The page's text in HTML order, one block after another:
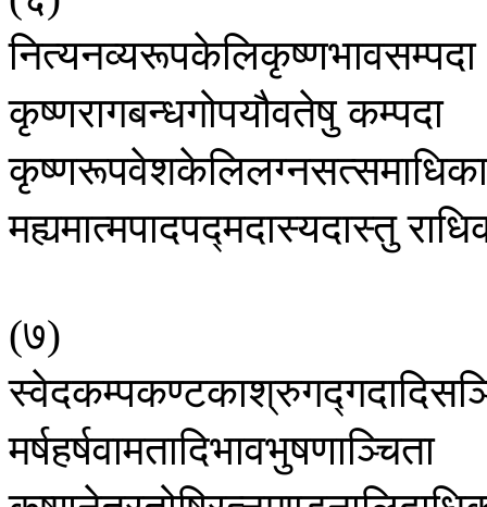
नित्यनव्यरूपकेलिकृष्णभावसम्पदा
कृष्णरागबन्धगोपयौवतेषुकम्पदा
कृष्णरूपवेशकेलिलग्नसत्समाधिका
मह्यमात्मपादपद्मदास्यदास्तु
(७)
मर्षहर्षवामतादिभावभुषणाञ्चिता